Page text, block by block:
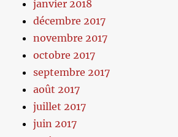
janvier 2018
décembre 2017
novembre 2017
octobre 2017
septembre 2017
août 2017
juillet 2017
juin 2017